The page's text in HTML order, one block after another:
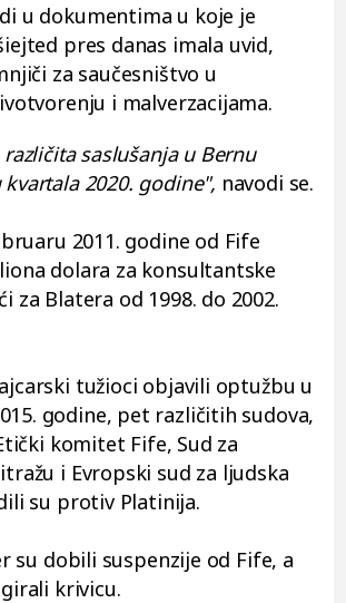
u dokumentima u koje je
pres danas imala uvid,
za saučesništvo u
i malverzacijama.
saslušanja u Bernu
2020. godine", navodi se.
2011. godine od Fife
dolara za konsultantske
za Blatera od 1998. do 2002.
tužioci objavili optužbu u
godine, pet različitih sudova,
komitet Fife, Sud za
i Evropski sud za ljudska
su protiv Platinija.
su dobili suspenzije od Fife, a
krivicu.